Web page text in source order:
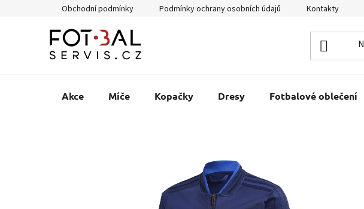
Obchodní podmínky Podmínky ochrany osobních údajů Kontakty
Akce Míče Kopačky Dresy Fotbalové oblečení